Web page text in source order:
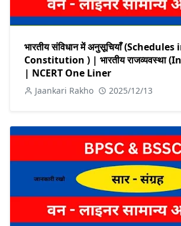
भारतीय संविधान में अनुसूचियाँ
Constitution ) | भारतीय राजव्यवस्था
| NCERT One Liner
Jaankari Rakho 2025/12/13